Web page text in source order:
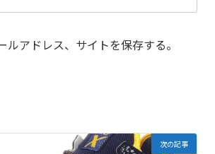
アドレス、サイトを保存する。
次の記事